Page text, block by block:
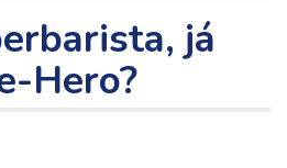
, já
Hero?